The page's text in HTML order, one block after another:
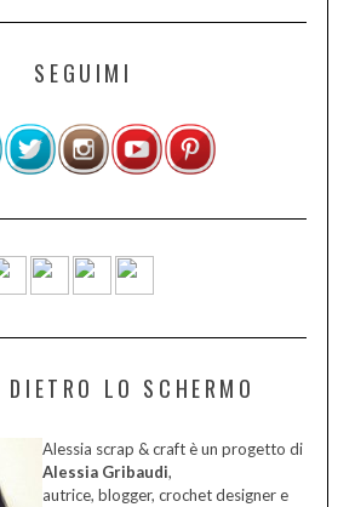
SEGUIMI
DIETRO LO SCHERMO
Alessia scrap & craft è un progetto di
Alessia Gribaudi,
autrice, blogger, crochet designer e